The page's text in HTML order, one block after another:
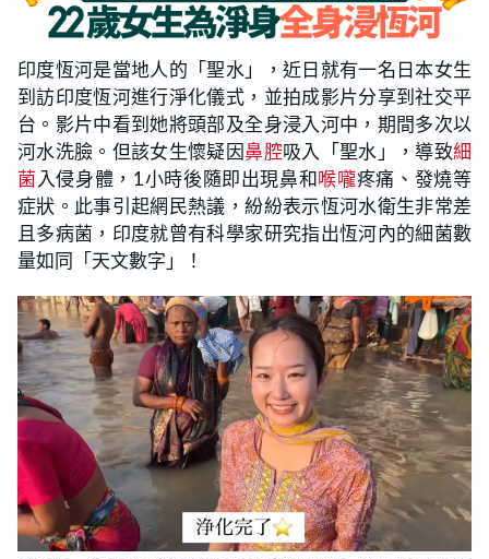
印度恆河是當地人的「聖水」，近日就有一名日本女生
到訪印度恆河進行淨化儀式，並拍成影片分享到社交平
台。影片中看到她將頭部及全身浸入河中，期間多次以
河水洗臉。但該女生懷疑因鼻腔吸入「聖水」，導致細
菌 入侵身體，1小時後隨即出現鼻和喉嚨疼痛、發燒等
症狀。此事引起網民熱議，紛紛表示恆河水衛生非常差
且多病菌，印度就曾有科學家研究指出恆河內的細菌數
量如同「天文數字」！